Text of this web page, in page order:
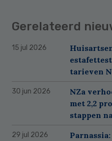
Gerelateerd
15 jul 2026
tarieven
30 jun 2026
NZa
met 2,2
stappen
29 jul 2026